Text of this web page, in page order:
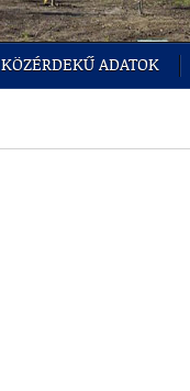
KÖZÉRDEKŰ ADATOK